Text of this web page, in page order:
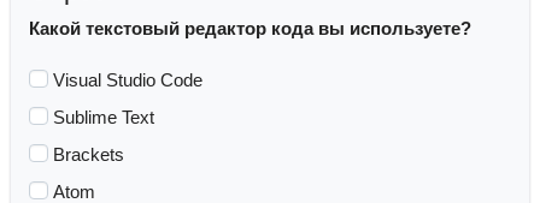
Какой текстовый редактор кода вы используете?
Visual Studio Code
Sublime Text
Brackets
Atom